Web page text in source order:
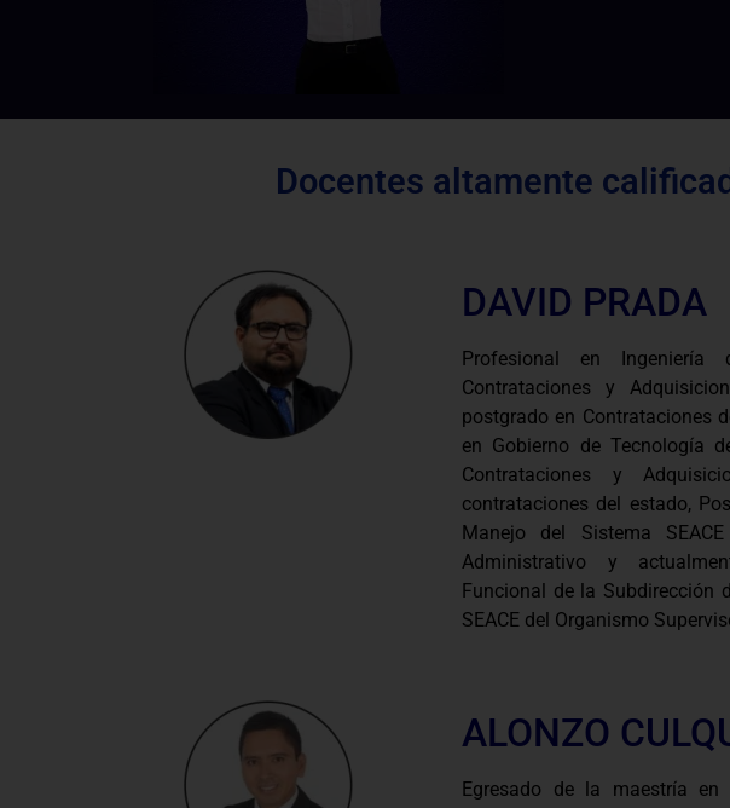
Docentes altamente
DAVID PRADA
Profesional en Ingeniería
Contrataciones y
postgrado en Contrataciones
en Gobierno de Tecnología
Contrataciones y
contrataciones del estado,
Manejo del Sistema
Administrativo y
Funcional de la Subdirección
SEACE del Organismo
ALONZO
Egresado de la maestría en